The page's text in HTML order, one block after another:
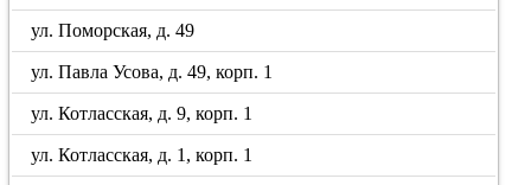
ул. Поморская, д. 49
ул. Павла Усова, д. 49, корп. 1
ул. Котласская, д. 9, корп. 1
ул. Котласская, д. 1, корп. 1